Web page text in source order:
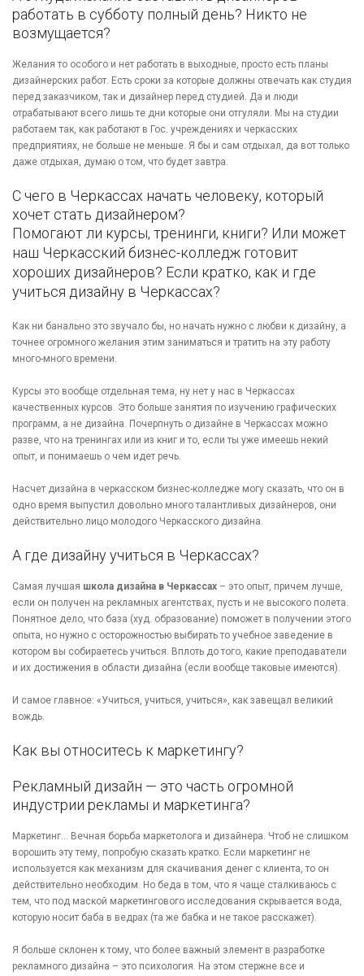
работать в субботу полный день? Никто не
возмущается?
Желания то особого и нет работать в выходные, просто есть планы
дизайнерских работ. Есть сроки за которые должны отвечать как студия
перед заказчиком, так и дизайнер перед студией. Да и люди
отрабатывают всего лишь те дни которые они отгуляли. Мы на студии
работаем так, как работают в Гос. учреждениях и черкасских
предприятиях, не больше не меньше. Я бы и сам отдыхал, да вот только
даже отдыхая, думаю о том, что будет завтра.
С чего в Черкассах начать человеку, который
хочет стать дизайнером?
Помогают ли курсы, тренинги, книги? Или может
наш Черкасский бизнес-колледж готовит
хороших дизайнеров? Если кратко, как и где
учиться дизайну в Черкассах?
Как ни банально это звучало бы, но начать нужно с любви к дизайну, а
точнее огромного желания этим заниматься и тратить на эту работу
много-много времени.
Курсы это вообще отдельная тема, ну нет у нас в Черкассах
качественных курсов. Это больше занятия по изучению графических
программ, а не дизайна. Почерпнуть о дизайне в Черкассах можно
разве, что на тренингах или из книг и то, если ты уже имеешь некий
опыт, и понимаешь о чем идет речь.
Насчет дизайна в черкасском бизнес-колледже могу сказать, что он в
одно время выпустил довольно много талантливых дизайнеров, они
действительно лицо молодого Черкасского дизайна.
А где дизайну учиться в Черкассах?
Самая лучшая школа дизайна в Черкассах – это опыт, причем лучше,
если он получен на рекламных агентствах, пусть и не высокого полета.
Понятное дело, что база (худ. образование) поможет в получении этого
опыта, но нужно с осторожностью выбирать то учебное заведение в
котором вы собираетесь учиться. Вплоть до того, какие преподаватели
и их достижения в области дизайна (если вообще таковые имеются).
И самое главное: «Учиться, учиться, учиться», как завещал великий
вождь.
Как вы относитесь к маркетингу?
Рекламный дизайн — это часть огромной
индустрии рекламы и маркетинга?
Маркетинг… Вечная борьба маркетолога и дизайнера. Чтоб не слишком
ворошить эту тему, попробую сказать кратко. Если маркетинг не
используется как механизм для скачивания денег с клиента, то он
действительно необходим. Но беда в том, что я чаще сталкиваюсь с
тем, что под маской маркетингового исследования скрывается вода,
которую носит баба в ведрах (та же бабка и не такое расскажет).
Я больше склонен к тому, что более важный элемент в разработке
рекламного дизайна – это психология. На этом стержне все и